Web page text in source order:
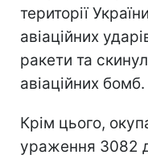
території
авіаційних
ракети та
авіаційних бомб.
Крім цього,
ураження 3082